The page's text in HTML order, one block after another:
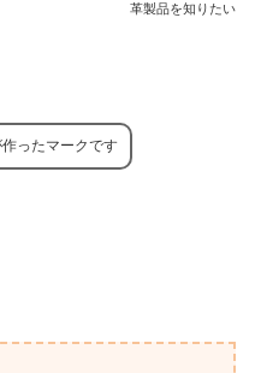
革製品を知りたい
ったマークです